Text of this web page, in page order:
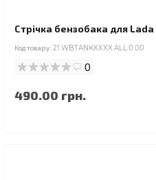
Стрічка бензобака для
Код товару: 21.WBTANKXXXX.ALL.0.00
0
490.00 грн.